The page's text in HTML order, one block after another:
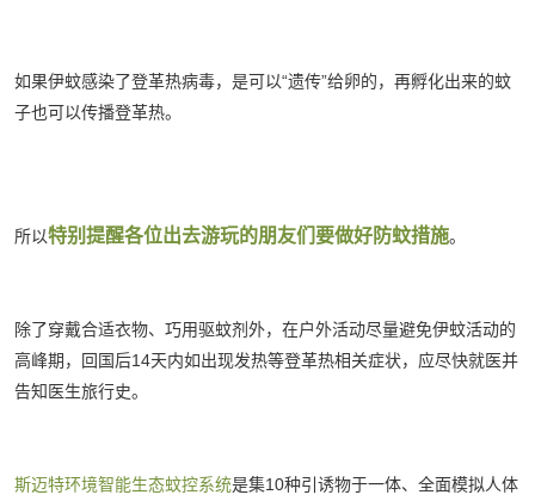
如果伊蚊感染了登革热病毒，是可以“遗传”给卵的，再孵化出来的蚊
子也可以传播登革热。
所以特别提醒各位出去游玩的朋友们要做好防蚊措施。
除了穿戴合适衣物、巧用驱蚊剂外，在户外活动尽量避免伊蚊活动的
高峰期，回国后14天内如出现发热等登革热相关症状，应尽快就医并
告知医生旅行史。
斯迈特环境智能生态蚊控系统是集10种引诱物于一体、全面模拟人体